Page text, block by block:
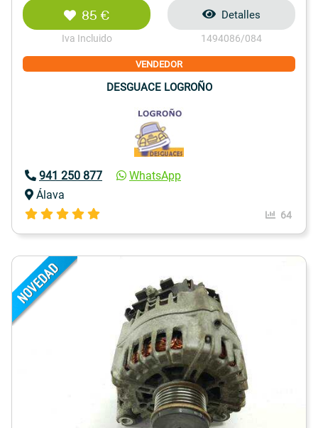
85 €
Iva Incluido
Detalles
1494086/084
VENDEDOR
DESGUACE LOGROÑO
941 250 877
WhatsApp
Álava
64